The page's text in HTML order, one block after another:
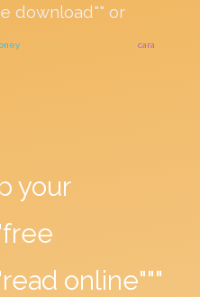
download"" or
cara
your
online"""